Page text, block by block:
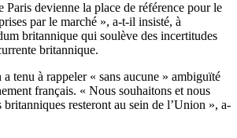
Paris devienne la place de référence pour le
par le marché », a-t-il insisté, à
britannique qui soulève des incertitudes
britannique.
tenu à rappeler « sans aucune » ambiguïté
français. « Nous souhaitons et nous
britanniques resteront au sein de l’Union », a-